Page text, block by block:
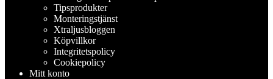
Tipsprodukter
Monteringstjänst
Xtraljusbloggen
Köpvillkor
Integritetspolicy
Cookiepolicy
Mitt konto